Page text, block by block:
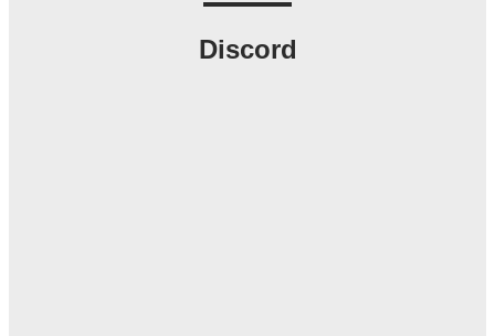
Discord